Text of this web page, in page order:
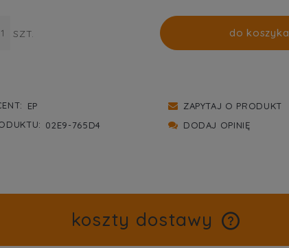
SZT. do koszyka
EP
02E9-765D4
ZAPYTAJ O PRODUKT
DODAJ OPINIĘ
koszty dostawy